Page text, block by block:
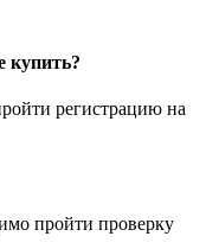
купить?
регистрацию на
пройти проверку